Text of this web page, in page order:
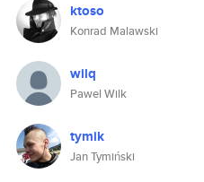
ktoso
Konrad Malawski
wilq
Pawel Wilk
tymik
Jan Tymiński